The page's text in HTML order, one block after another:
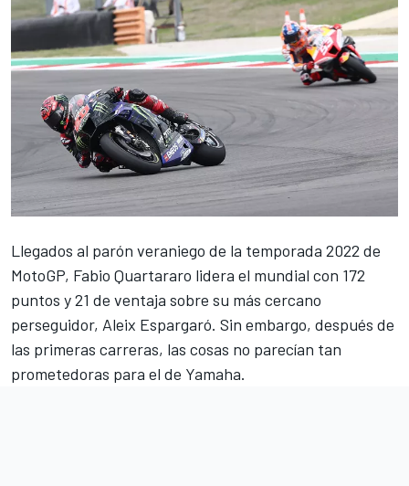
Llegados al parón veraniego de la temporada 2022 de
MotoGP, Fabio Quartararo lidera el mundial con 172
puntos y 21 de ventaja sobre su más cercano
perseguidor, Aleix Espargaró. Sin embargo, después de
las primeras carreras, las cosas no parecían tan
prometedoras para el de Yamaha.